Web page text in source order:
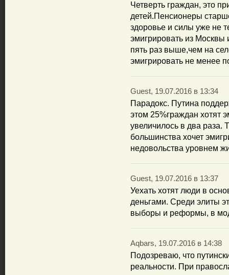
Четверть граждан, это
детей.Пенсионеры
здоровье и силы уже не
эмигрировать из Москвы
пять раз выше,чем на
эмигрировать не менее
Guest, 19.07.2016 в 13:34
Парадокс. Путина
этом 25%граждан хотят
увеличилось в два раза.
большинства хочет
недовольства уровнем
Guest, 19.07.2016 в 13:37
Уехать хотят люди в
деньгами. Среди элиты
выборы и реформы, в
Aqbars, 19.07.2016 в 14:38
Подозреваю, что
реальности. При